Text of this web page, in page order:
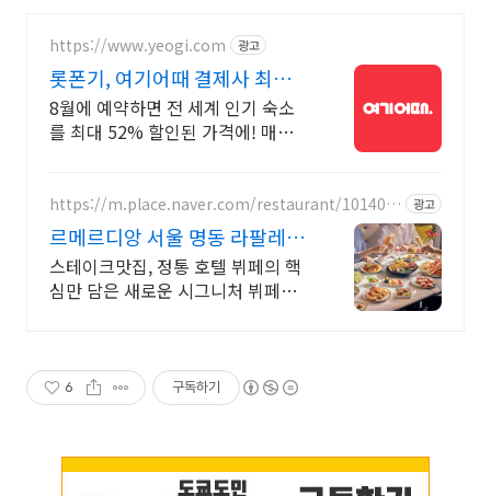
https://www.yeogi.com 광고
롯폰기, 여기어때 결제사 최대 2
만원 추가할인
8월에 예약하면 전 세계 인기 숙소
를 최대 52% 할인된 가격에! 매주
https://m.place.naver.com/restaurant/101402
광고
르메르디앙 서울 명동 라팔레트
파리
스테이크맛집, 정통 호텔 뷔페의 핵
심만 담은 새로운 시그니처 뷔페를
6 구독하기